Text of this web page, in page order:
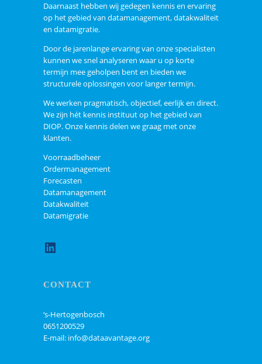
Daarnaast hebben wij gedegen kennis en ervaring
op het gebied van datamanagement, datakwaliteit
en datamigratie.
Door de jarenlange ervaring van onze specialisten
kunnen we snel analyseren waar u op korte
termijn mee geholpen bent en bieden we
structurele oplossingen voor langer termijn.
We werken pragmatisch, objectief, eerlijk en direct.
We zijn hét kennis instituut op het gebied van
DIOP. Onze kennis delen we graag met onze
klanten.
Voorraadbeheer
Ordermanagement
Forecasten
Datamanagement
Datakwaliteit
Datamigratie
LinkedIn
CONTACT
‘s-Hertogenbosch
0651200529
E-mail: info@dataavantage.org